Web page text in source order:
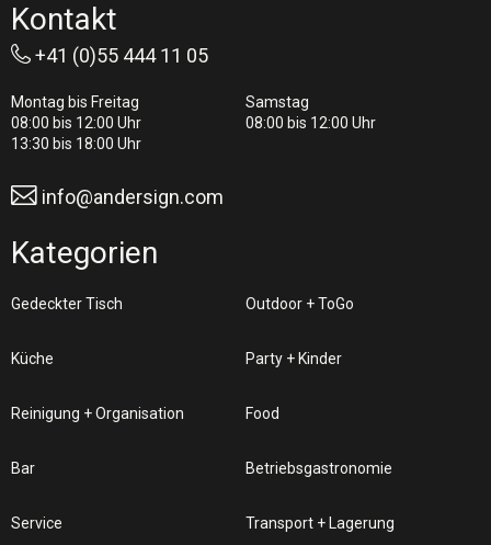
Kontakt
+41 (0)55 444 11 05
Montag bis Freitag
08:00 bis 12:00 Uhr
13:30 bis 18:00 Uhr
Samstag
08:00 bis 12:00 Uhr
info@andersign.com
Kategorien
Gedeckter Tisch Outdoor + ToGo
Küche Party + Kinder
Reinigung + Organisation Food
Bar Betriebsgastronomie
Service Transport + Lagerung